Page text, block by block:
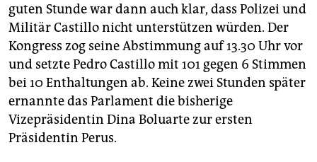
guten Stunde war dann auch klar, dass Polizei und
Militär Castillo nicht unterstützen würden. Der
Kongress zog seine Abstimmung auf 13.30 Uhr vor
und setzte Pedro Castillo mit 101 gegen 6 Stimmen
bei 10 Enthaltungen ab. Keine zwei Stunden später
ernannte das Parlament die bisherige
Vizepräsidentin Dina Boluarte zur ersten
Präsidentin Perus.